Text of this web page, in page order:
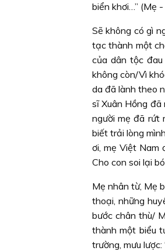
biển khơi…” (Mẹ
Sẽ không có gì
tạc thành một
của dân tộc
không còn/Vì
da đã lành theo
sĩ Xuân Hồng
người mẹ đã rứt
biết trải lòng
ơi, mẹ Việt Nam
Cho con soi lại
Mẹ nhân từ, Mẹ
thoại, những
bước chân thù/
thành một biểu
trường, mưu